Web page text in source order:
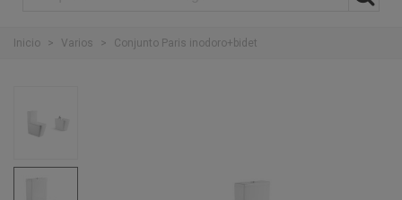
Inicio > Varios > Conjunto Paris inodoro+bidet